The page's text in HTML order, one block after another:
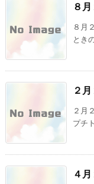
８
８月
とき
２
２月
プチ
４